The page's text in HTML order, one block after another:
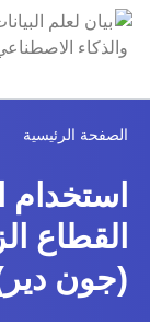
الصفحة الرئيسية
استخدام
القطاع
(جون